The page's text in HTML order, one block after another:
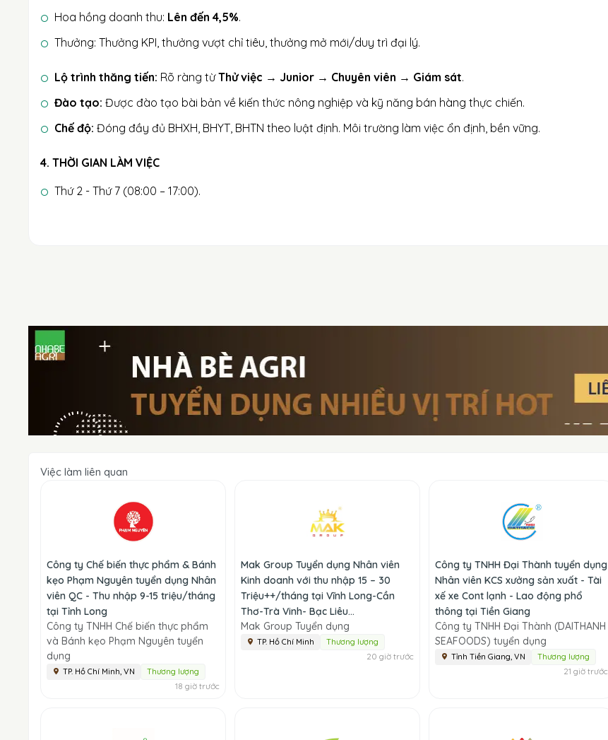
Hoa hồng doanh thu: Lên đến 4,5%.
Thưởng: Thưởng KPI, thưởng vượt chỉ tiêu, thưởng mở mới/duy trì đại lý.
Lộ trình thăng tiến: Rõ ràng từThử việc → Junior → Chuyên viên → Giám sát.
Đào tạo: Được đào tạo bài bản về kiến thức nông nghiệp và kỹ năng bán hàng thực chiến.
Chế độ: Đóng đầy đủ BHXH, BHYT, BHTN theo luật định. Môi trường làm việc ổn định, bền vững.
4. THỜI GIAN LÀM VIỆC
Thứ 2 - Thứ 7 (08:00 – 17:00).
Việc làm liên quan
Công ty Chế biến thực phẩm & Bánh
kẹo Phạm Nguyên tuyển dụng Nhân
viên QC - Thu nhập 9-15 triệu/tháng
tại Tỉnh Long
Công ty TNHH Chế biến thực phẩm
và Bánh kẹo Phạm Nguyên tuyển
dụng
TP. Hồ Chí Minh, VN Thương lượng
18 giờ trước
Mak Group Tuyển dụng Nhân viên
Kinh doanh với thu nhập 15 – 30
Triệu++/tháng tại Vĩnh Long-Cần
Thơ-Trà Vinh- Bạc Liêu...
Mak Group Tuyển dụng
TP. Hồ Chí Minh Thương lượng
20 giờ trước
Công ty TNHH Đại Thành tuyển dụng
Nhân viên KCS xưởng sản xuất - Tài
xế xe Cont lạnh - Lao động phổ
thông tại Tiền Giang
Công ty TNHH Đại Thành (DAITHANH
SEAFOODS) tuyển dụng
Tỉnh Tiền Giang, VN Thương lượng
21 giờ trước